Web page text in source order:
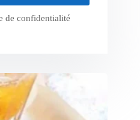
de confidentialité